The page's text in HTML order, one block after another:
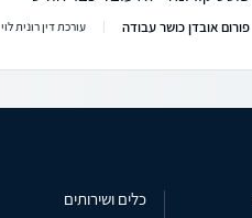
פורום אובדן כושר עבודה עורכת דין רונית לוי
כלים ושירותים